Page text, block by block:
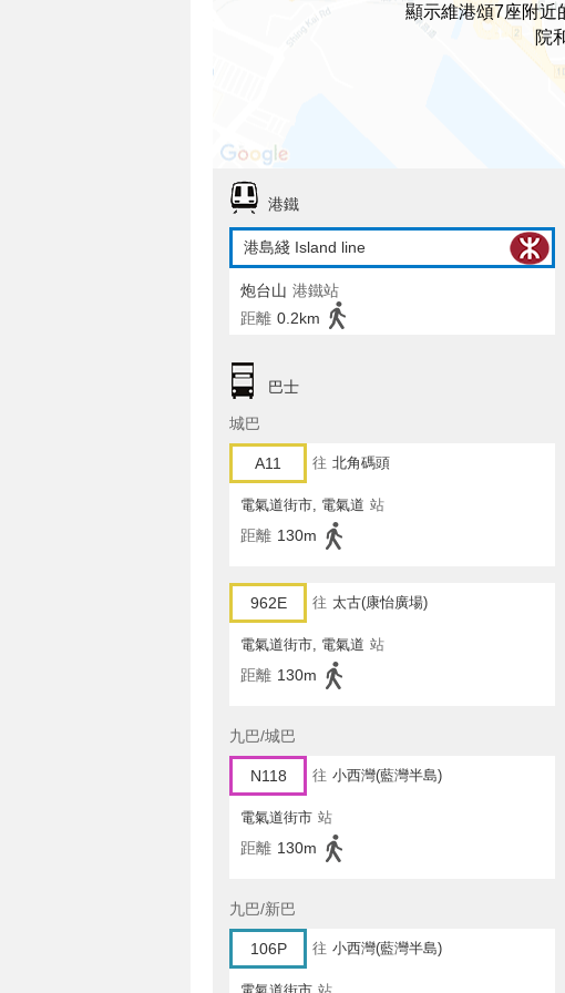
顯示維港頌7座附近
院
港鐵
港島綫 Island line
炮台山 港鐵站
距離 0.2km
巴士
城巴
A11 往 北角碼頭
電氣道街市, 電氣道 站
距離 130m
962E 往 太古(康怡廣場)
電氣道街市, 電氣道 站
距離 130m
九巴/城巴
N118 往 小西灣(藍灣半島)
電氣道街市 站
距離 130m
九巴/新巴
106P 往 小西灣(藍灣半島)